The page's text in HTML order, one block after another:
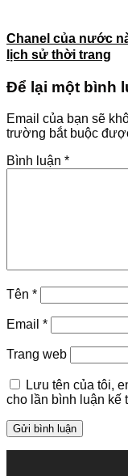
Chanel của nước
lịch sử thời trang
Để lại một bình
Email của bạn sẽ
trường bắt buộc
Bình luận *
Tên *
Email *
Trang web
Lưu tên của tôi,
cho lần bình luận kế